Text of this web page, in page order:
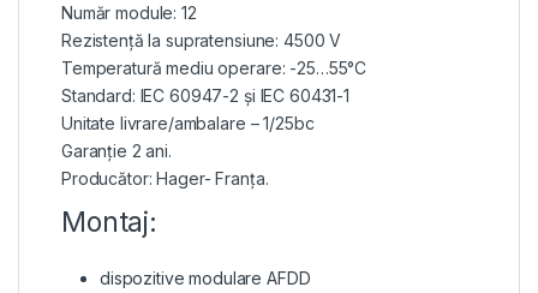
Număr module: 12
Rezistență la supratensiune: 4500 V
Temperatură mediu operare: -25…55°C
Standard: IEC 60947-2 și IEC 60431-1
Unitate livrare/ambalare – 1/25bc
Garanție 2 ani.
Producător: Hager- Franța.
Montaj:
dispozitive modulare AFDD